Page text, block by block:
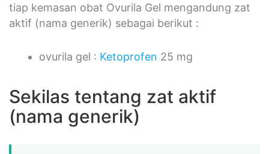
tiap kemasan obat Ovurila Gel mengandung zat
aktif (nama generik) sebagai berikut :
ovurila gel : Ketoprofen 25 mg
Sekilas tentang zat aktif
(nama generik)